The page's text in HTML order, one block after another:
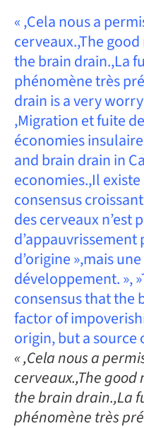
« ,Cela nous a
cerveaux.,The
the brain drain.,La
phénomène très
drain is a very
,Migration et fuite
économies
and brain drain in
economies.,Il
consensus
des cerveaux n’est
d’appauvrissement
d’origine »,mais
développement. »,
consensus that the
factor of
origin, but a source
« ,Cela nous a
cerveaux.,The
the brain drain.,La
phénomène très